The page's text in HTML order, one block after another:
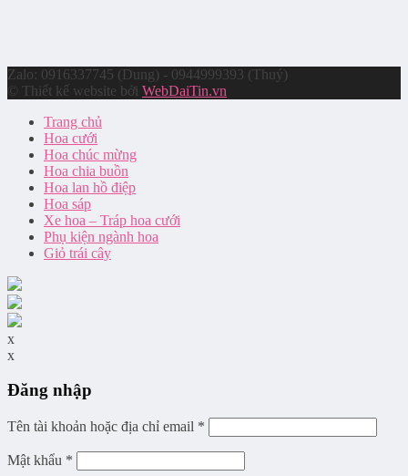
Zalo: 0916337745 (Dung) - 0944999393 (Thuý)
© Thiết kế website bởi WebDaiTin.vn
Trang chủ
Hoa cưới
Hoa chúc mừng
Hoa chia buồn
Hoa lan hồ điệp
Hoa sáp
Xe hoa – Tráp hoa cưới
Phụ kiện ngành hoa
Giỏ trái cây
x
x
Đăng nhập
Tên tài khoản hoặc địa chỉ email *
Mật khẩu *